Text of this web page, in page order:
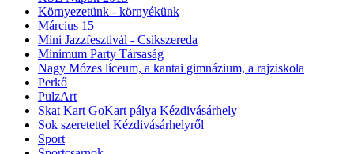
Környezetünk - környékünk
Március 15
Mini Jazzfesztivál - Csíkszereda
Minimum Party Társaság
Nagy Mózes líceum, a kantai gimnázium, a rajziskola
Perkő
PulzArt
Skat Kart GoKart pálya Kézdivásárhely
Sok szeretettel Kézdivásárhelyről
Sport